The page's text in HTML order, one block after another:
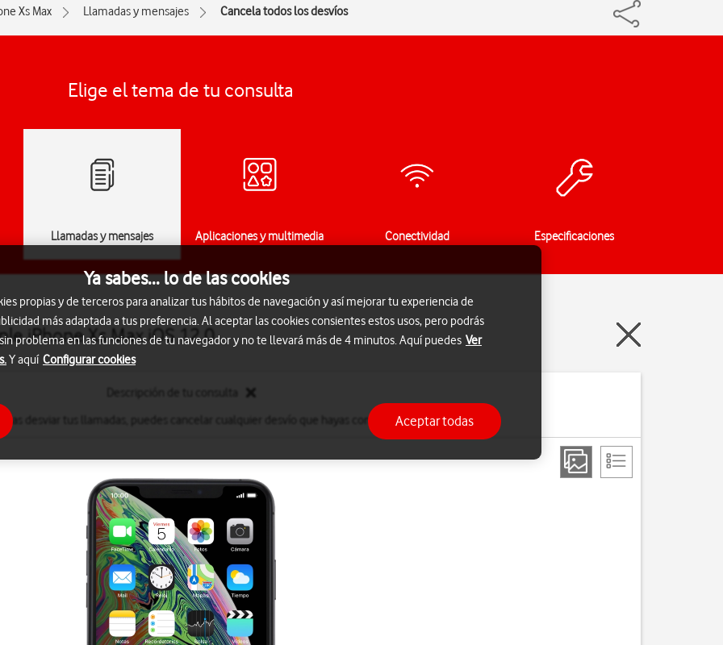
Xs Max Llamadas y mensajes Cancela todos los desvíos
Elige el tema de tu consulta
Llamadas y mensajes Aplicaciones y multimedia Conectividad Especificaciones
iPhone Xs Max iOS 12.0
desviar tus llamadas, puedes cancelar cualquier desvío que hayas configurado.
Ya sabes... lo de las cookies
propias y de terceros para analizar tus hábitos de navegación y así mejorar tu experiencia de
más adaptada a tus preferencia. Al aceptar las cookies consientes estos usos, pero podrás
problema en las funciones de tu navegador y no te llevará más de 4 minutos. Aquí puedes Ver
Y aquí Configurar cookies
Aceptar todas